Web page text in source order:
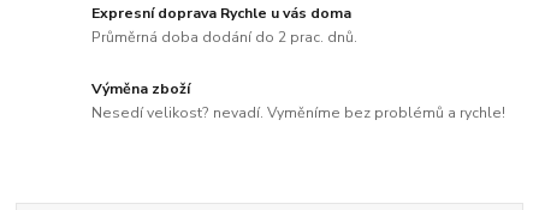
Expresní doprava Rychle u vás doma
Průměrná doba dodání do 2 prac. dnů.
Výměna zboží
Nesedí velikost? nevadí. Vyměníme bez problémů a rychle!